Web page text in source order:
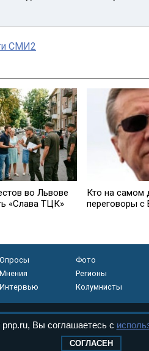
СМИ2
во Львове
«Слава ТЦК»
Кто на самом
переговоры с
Опросы
Фото
Мнения
Регионы
Интервью Колумнисты
pnp.ru, Вы соглашаетесь с
СОГЛАСЕН